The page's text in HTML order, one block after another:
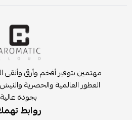
مهتمين بتوفير أفخم وأرقى
العطور العالمية والحصرية
بجودة عالية
روابط